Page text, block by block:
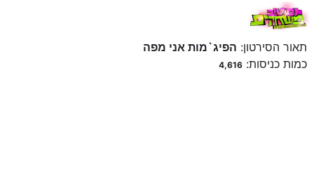
תאור הסירטון: הפיג`מות אני מפה
כמות כניסות: 4,616